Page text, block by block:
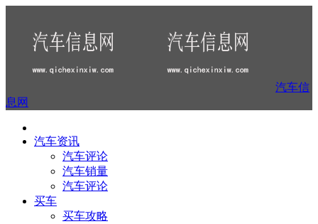
汽车信
息网
汽车资讯
汽车评论
汽车销量
汽车评论
买车
买车攻略